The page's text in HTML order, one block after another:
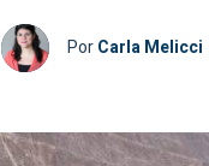
PorCarla Melicci